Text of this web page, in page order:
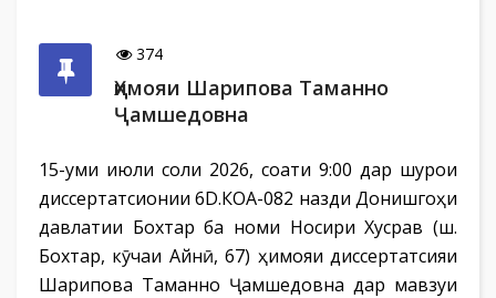
374
Ҳимояи Шарипова Таманно
Ҷамшедовна
15-уми июли соли 2026, соати 9:00 дар шурои
диссертатсионии 6D.КОА-082 назди Донишгоҳи
давлатии Бохтар ба номи Носири Хусрав (ш.
Бохтар, кӯчаи Айнӣ, 67) ҳимояи диссертатсияи
Шарипова Таманно Ҷамшедовна дар мавзуи